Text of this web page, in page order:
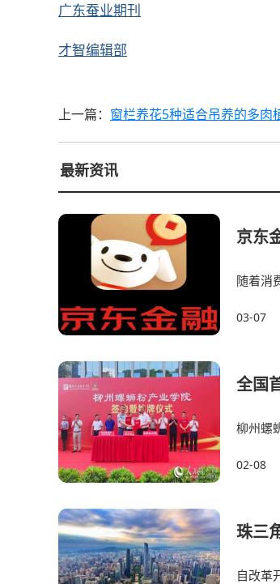
广东蚕业期刊
才智编辑部
上一篇： 窗栏养花5种适合吊养的多肉
最新资讯
京东
随着消
03-07
全国
柳州螺
02-08
珠三
自改革